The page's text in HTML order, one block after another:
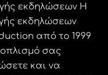
εκδηλώσεων Η
εκδηλώσεων
από το 1999
σας
και να